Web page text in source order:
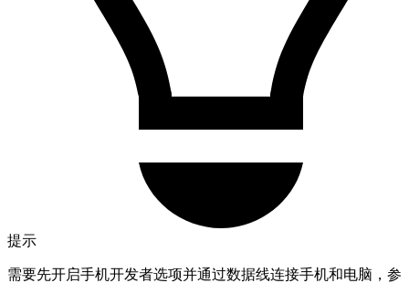
提示
需要先开启手机开发者选项并通过数据线连接手机和电脑，参